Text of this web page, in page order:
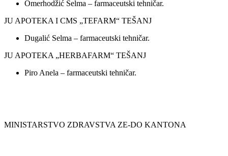
Omerhodžić Selma – farmaceutski tehničar.
JU APOTEKA I CMS „TEFARM“ TEŠANJ
Dugalić Selma – farmaceutski tehničar.
JU APOTEKA „HERBAFARM“ TEŠANJ
Piro Anela – farmaceutski tehničar.
MINISTARSTVO ZDRAVSTVA ZE-DO KANTONA